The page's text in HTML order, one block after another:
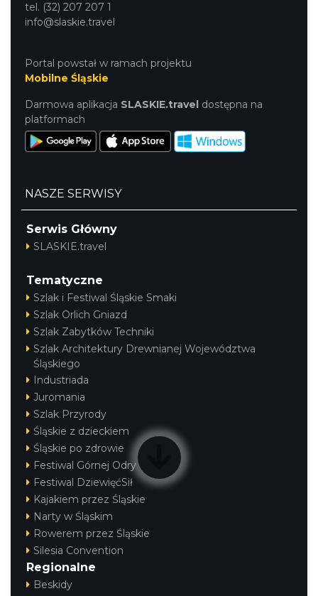
tel. (32) 207 207 1
info@slaskie.travel
Portal powstał w ramach projektu
Mobilne Śląskie
Darmowa aplikacja SLASKIE.travel dostępna na
platformach
NASZE SERWISY
Serwis Główny
SLASKIE.travel
Tematyczne
Szlak i Festiwal Śląskie Smaki
Szlak Orlich Gniazd
Szlak Zabytków Techniki
Szlak Architektury Drewnianej Województwa
Śląskiego
Industriada
Juromania
Szlak Przyrody
Śląskie z dzieckiem
Śląskie po zdrowie
Festiwal Górnej Odry
Festiwal DziewięćSił
Kajakiem przez Śląskie
Narty w Śląskim
Rowerem przez Śląskie
Silesia Convention
Regionalne
Beskidy